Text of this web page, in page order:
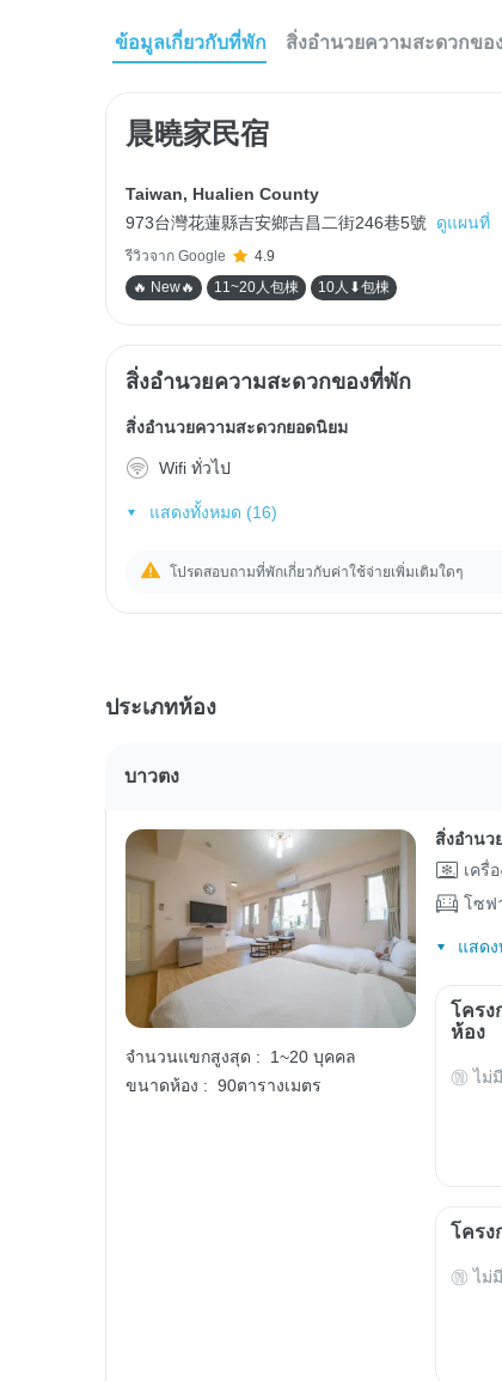
ข้อมูลเกี่ยวกับที่พัก สิ่งอำนวยความสะดวกขอ
晨曉家民宿
Taiwan, Hualien County
973台灣花蓮縣吉安鄉吉昌二街246巷5號
ดูแผนที่
รีวิวจาก Google
4.9
🔥 New🔥
11~20人包棟 10人⬇包棟
สิ่งอำนวยความสะดวกของที่พัก
สิ่งอำนวยความสะดวกยอดนิยม
Wifi ทั่วไป
แสดงทั้งหมด (16)
โปรดสอบถามที่พักเกี่ยวกับค่าใช้จ่ายเพิ่มเติมใดๆ
ประเภทห้อง
บาวตง
จำนวนแขกสูงสุด :
1~20 บุคคล
ขนาดห้อง : 90ตารางเมตร
สิ่งอำนว
เครื่
โซฟ
แสด
โครง
ห้อง
ไม่
โครง
ไม่